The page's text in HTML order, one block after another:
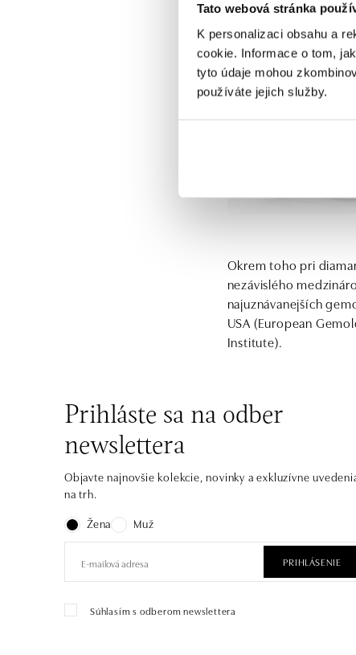
Tato webová stránka
K personalizaci obsahu a
cookie. Informace o tom,
tyto údaje mohou
používáte jejich služby.
Okrem toho pri
nezávislého
najuznávanejších
USA (European
Institute).
Prihláste sa na odber
newslettera
Objavte najnovšie kolekcie, novinky a exkluzívne
na trh.
Žena
Muž
PRIHLÁSENIE
Súhlasím s odberom newslettera